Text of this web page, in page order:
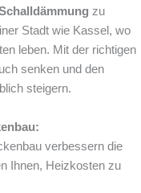
zu
Stadt wie Kassel, wo
leben. Mit der richtigen
senken und den
steigern.
verbessern die
Ihnen, Heizkosten zu